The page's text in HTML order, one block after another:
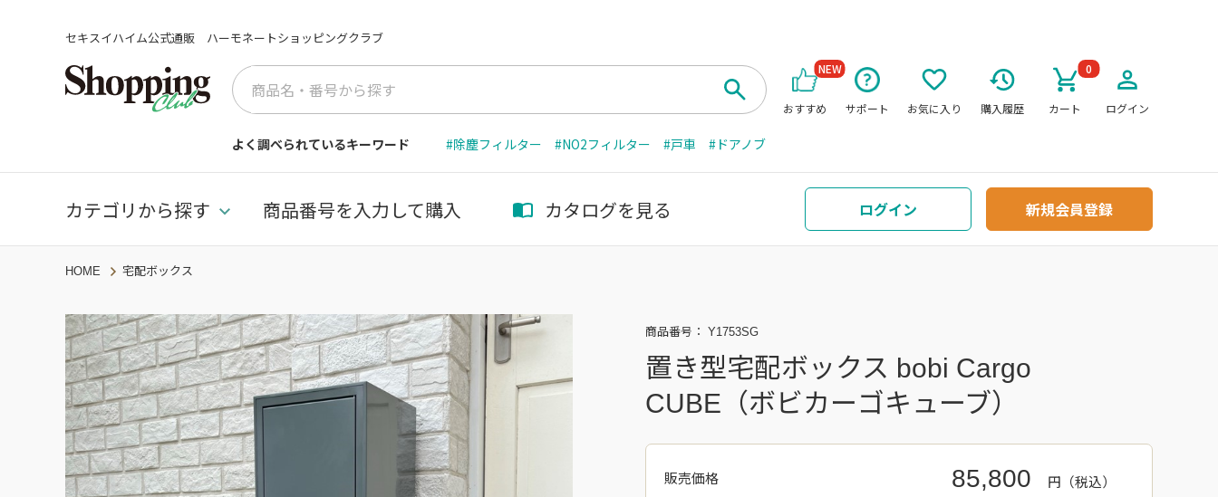
セキスイハイム公式通販 ハーモネートショッピングクラブ
おすすめ
NEW
サポート お気に入り 購入履歴 カート
0
ログイン
よく調べられているキーワード #除塵フィルター #NO2フィルター #戸車 #ドアノブ
カテゴリから探す 商品番号を入力して購入 カタログを見る ログイン 新規会員登録
HOME 宅配ボックス
商品番号： Y1753SG
置き型宅配ボックス bobi Cargo
CUBE（ボビカーゴキューブ）
販売価格 85,800 円